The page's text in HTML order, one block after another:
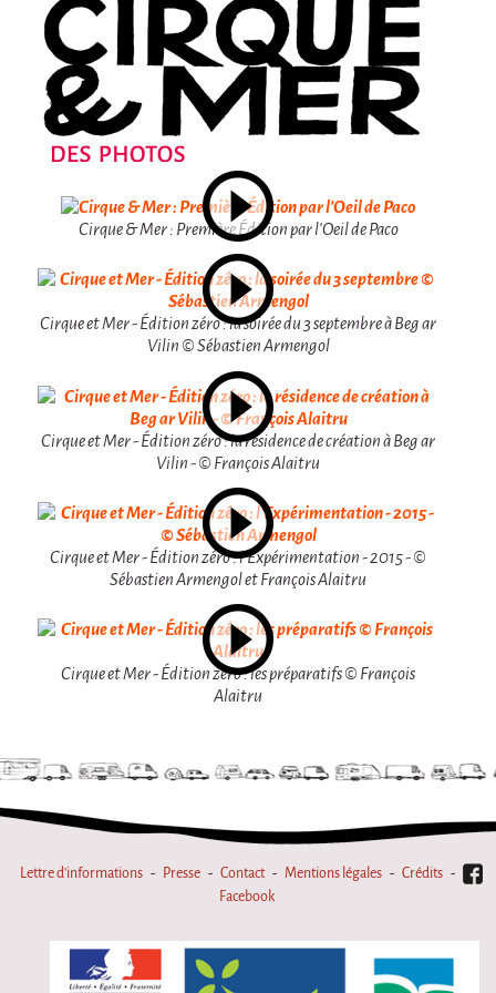
Attraction Capillaire
BLANC
Courbatures
Courbatures
La Brise de la Pastille
L'âne & la carotte
Les maîtres du désordre
L'essaim - Projet participatif autour de la
Brise de la Pastille
Mad in Finland
Préviens les autres
Sans-culotte
Sans-Culotte
En création
Espèce d'idiot
Il va pleuvoir
Il va pleuvoir
HIKI
Mordicus (titre provisoire)
En souvenir
Risque ZérO
Capilotractées
Cirque & Mer : Première Édition par l'Oeil de Paco
Cirque et Mer - Édition zéro : la soirée du 3 septembre à Beg ar
Vilin © Sébastien Armengol
Cirque et Mer - Édition zéro : la résidence de création à Beg ar
Vilin - © François Alaitru
Cirque et Mer - Édition zéro : l'Expérimentation - 2015 - ©
Sébastien Armengol et François Alaitru
Cirque et Mer - Édition zéro : les préparatifs © François
Alaitru
Lettre d'informations Presse Contact Mentions légales
Crédits
Facebook